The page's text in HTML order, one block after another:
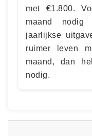
met €1.800.
maand
jaarlijkse
ruimer leven
maand, dan
nodig.